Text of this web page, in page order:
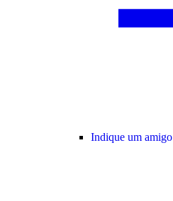
Indique um amigo